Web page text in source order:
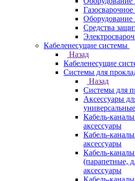
Оборудование
Средства
Кабеленесущие системы
Назад
Кабеленесущие
Системы для
Назад
Системы для
Аксессуары
универсальные
Кабель-
аксессуары
Кабель-
аксессуары
Кабель-
(парапетные,
аксессуары
Кабель-